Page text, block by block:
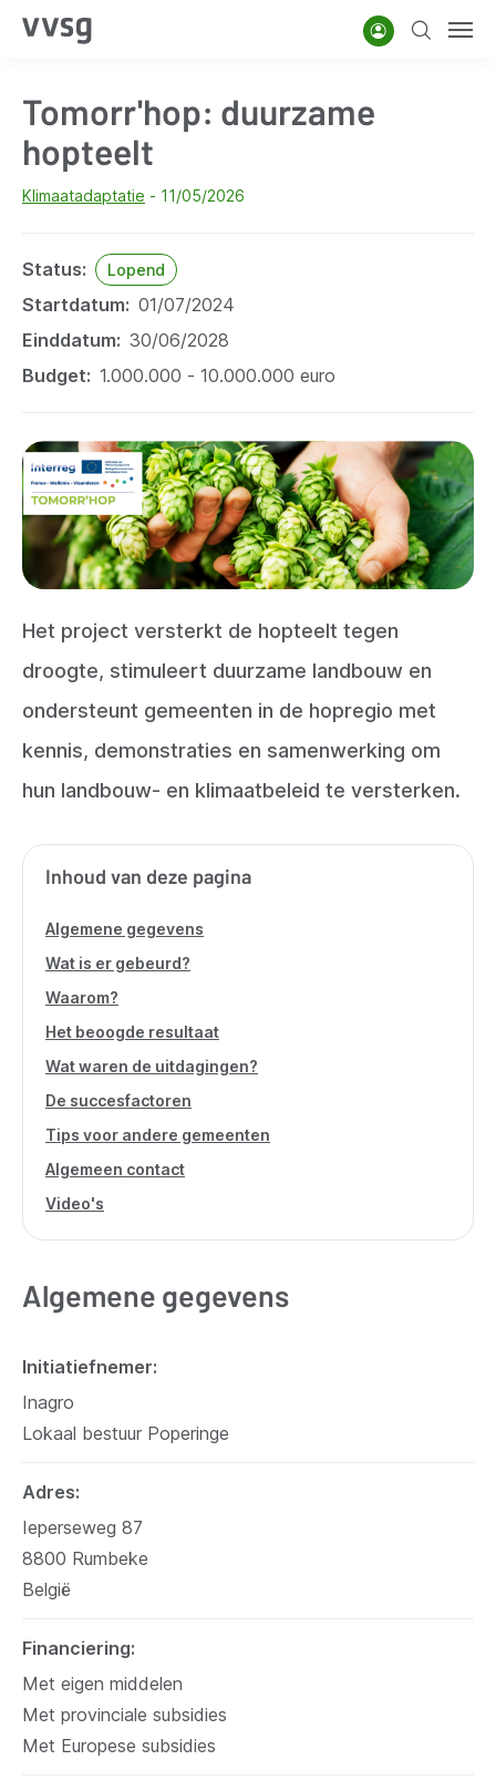
Overslaan
inhoud
gaan
AccountZoeken
Tomorr'hop: duurzame
hopteelt
Klimaatadaptatie 11/05/2026
Status Lopend
Startdatum
01/07/2024
Einddatum
30/06/2028
Budget
1.000.000 - 10.000.000 euro
Het project versterkt de hopteelt tegen
droogte, stimuleert duurzame landbouw en
ondersteunt gemeenten in de hopregio met
kennis, demonstraties en samenwerking om
hun landbouw- en klimaatbeleid te versterken.
Inhoud van deze pagina
Algemene gegevens
Wat is er gebeurd?
Waarom?
Het beoogde resultaat
Wat waren de uitdagingen?
De succesfactoren
Tips voor andere gemeenten
Algemeen contact
Video's
Algemene gegevens
Initiatiefnemer
Inagro
Lokaal bestuur Poperinge
Adres
Ieperseweg 87
8800 Rumbeke
België
Financiering
Met eigen middelen
Met provinciale subsidies
Met Europese subsidies